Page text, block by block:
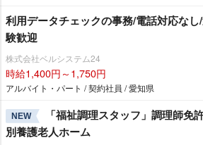
利用データチェックの事務/電話対応な
験歓迎
株式会社ベルシステム24
時給1,400円～1,750円
アルバイト・パート / 契約社員 / 愛知県
NEW
「福祉調理スタッフ」調理師免
別養護老人ホーム